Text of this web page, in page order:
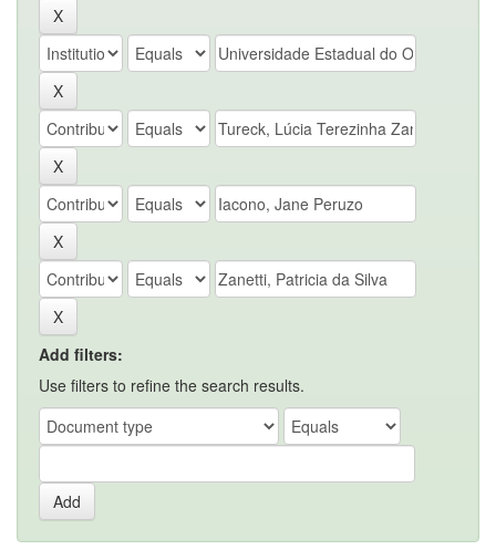
Add filters:
Use filters to refine the search results.